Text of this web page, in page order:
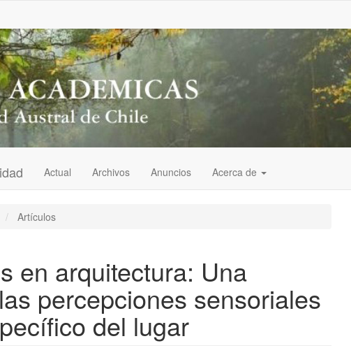
Actual Archivos Anuncios Acerca de
Artículos
en arquitectura: Una
percepciones sensoriales
del lugar